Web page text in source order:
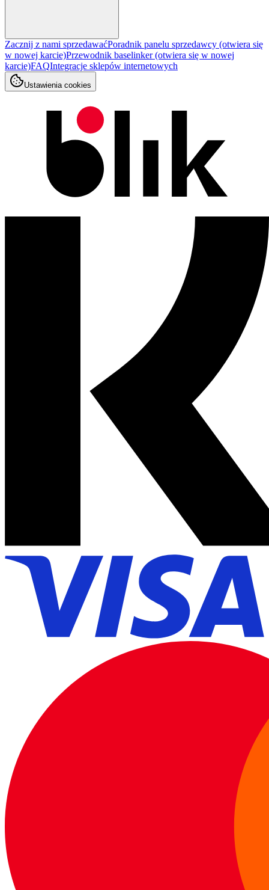
Zacznij z nami sprzedawaćPoradnik panelu sprzedawcy (otwiera się
w nowej karcie)Przewodnik baselinker(otwiera się w nowej
karcie)FAQIntegracje sklepów internetowych
Ustawienia cookies